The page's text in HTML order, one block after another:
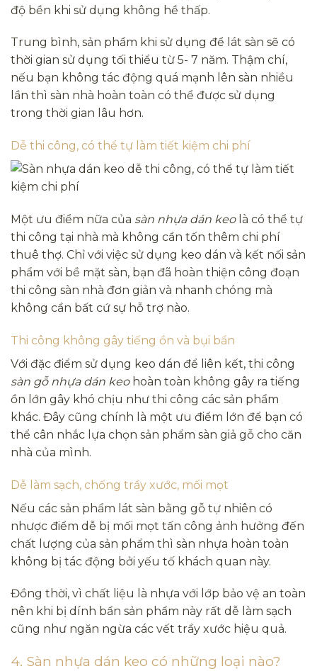
độ bền khi sử dụng không hề thấp.
Trung bình, sản phẩm khi sử dụng để lát sàn sẽ có
thời gian sử dụng tối thiểu từ 5- 7 năm. Thậm chí,
nếu bạn không tác động quá mạnh lên sàn nhiều
lần thì sàn nhà hoàn toàn có thể được sử dụng
trong thời gian lâu hơn.
Dễ thi công, có thể tự làm tiết kiệm chi phí
Một ưu điểm nữa của sàn nhựa dán keolà có thể tự
thi công tại nhà mà không cần tốn thêm chi phí
thuê thợ. Chỉ với việc sử dụng keo dán và kết nối sản
phẩm với bề mặt sàn, bạn đã hoàn thiện công đoạn
thi công sàn nhà đơn giản và nhanh chóng mà
không cần bất cứ sự hỗ trợ nào.
Thi công không gây tiếng ồn và bụi bẩn
Với đặc điểm sử dụng keo dán để liên kết, thi công
sàn gỗ nhựa dán keohoàn toàn không gây ra tiếng
ồn lớn gây khó chịu như thi công các sản phẩm
khác. Đây cũng chính là một ưu điểm lớn để bạn có
thể cân nhắc lựa chọn sản phẩm sàn giả gỗ cho căn
nhà của mình.
Dễ làm sạch, chống trầy xước, mối mọt
Nếu các sản phẩm lát sàn bằng gỗ tự nhiên có
nhược điểm dễ bị mối mọt tấn công ảnh hưởng đến
chất lượng của sản phẩm thì sàn nhựa hoàn toàn
không bị tác động bởi yếu tố khách quan này.
Đồng thời, vì chất liệu là nhựa với lớp bảo vệ an toàn
nên khi bị dính bẩn sản phẩm này rất dễ làm sạch
cũng như ngăn ngừa các vết trầy xước hiệu quả.
4. Sàn nhựa dán keo có những loại nào?